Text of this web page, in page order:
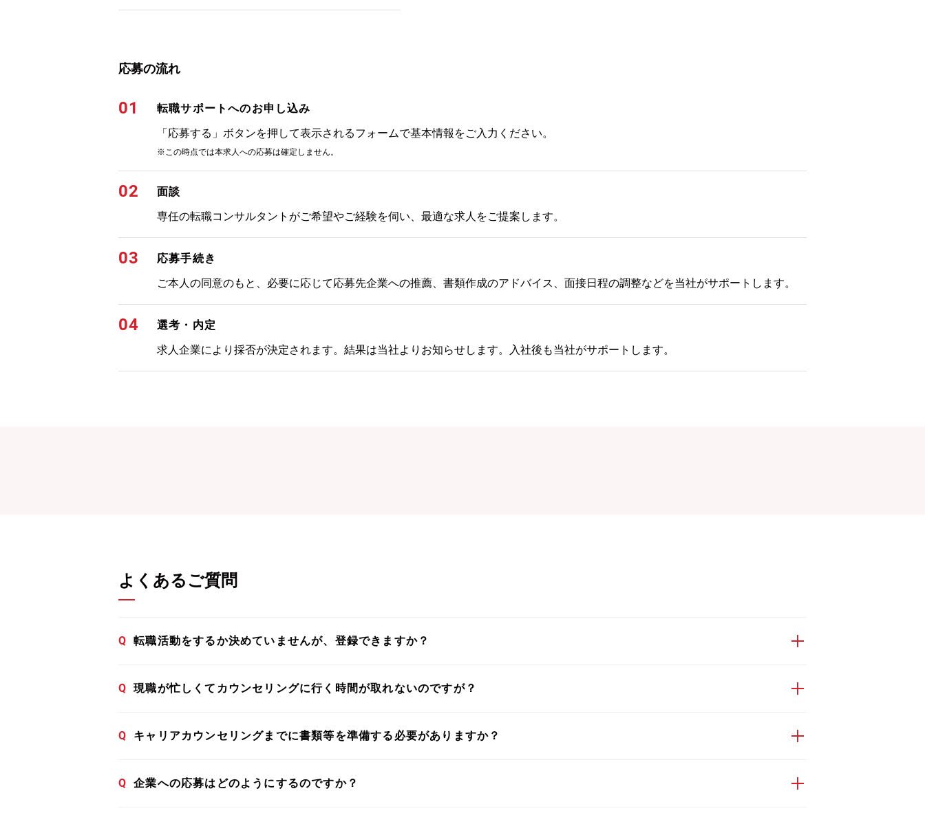
応募の流れ
01
転職サポートへのお申し込み
「応募する」ボタンを押して表示されるフォームで基本情報をご入力ください。
※この時点では本求人への応募は確定しません。
02
面談
専任の転職コンサルタントがご希望やご経験を伺い、最適な求人をご提案します。
03
応募手続き
ご本人の同意のもと、必要に応じて応募先企業への推薦、書類作成のアドバイス、面接日程の調整などを当社がサポートします。
04
選考・内定
求人企業により採否が決定されます。結果は当社よりお知らせします。入社後も当社がサポートします。
よくあるご質問
Q 転職活動をするか決めていませんが、登録できますか？
Q 現職が忙しくてカウンセリングに行く時間が取れないのですが？
Q キャリアカウンセリングまでに書類等を準備する必要がありますか？
Q 企業への応募はどのようにするのですか？